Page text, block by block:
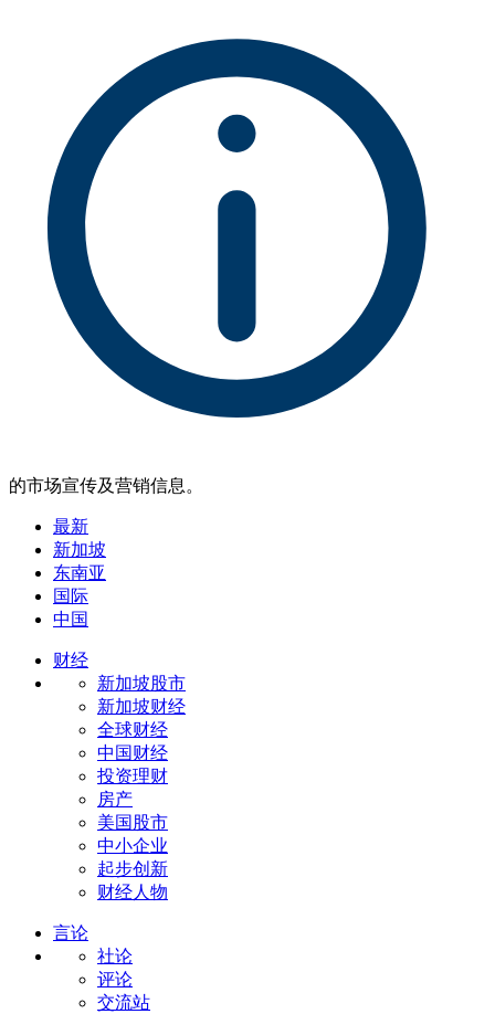
的市场宣传及营销信息。
最新
新加坡
东南亚
国际
中国
财经
新加坡股市
新加坡财经
全球财经
中国财经
投资理财
房产
美国股市
中小企业
起步创新
财经人物
言论
社论
评论
交流站